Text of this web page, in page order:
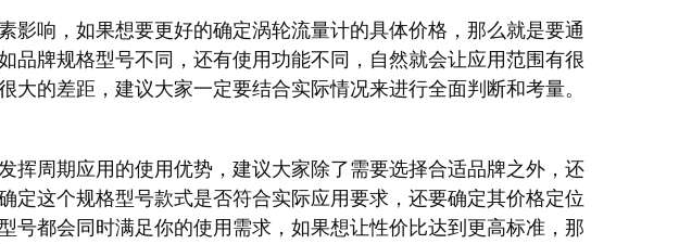
影响，如果想要更好的确定涡轮流量计的具体价格，那么就是要通
品牌规格型号不同，还有使用功能不同，自然就会让应用范围有很
大的差距，建议大家一定要结合实际情况来进行全面判断和考量。
挥周期应用的使用优势，建议大家除了需要选择合适品牌之外，还
定这个规格型号款式是否符合实际应用要求，还要确定其价格定位
号都会同时满足你的使用需求，如果想让性价比达到更高标准，那